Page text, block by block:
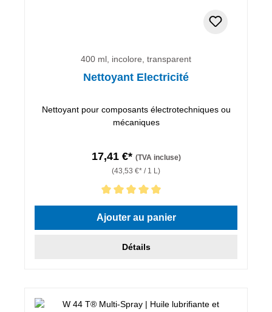
400 ml, incolore, transparent
Nettoyant Electricité
Nettoyant pour composants électrotechniques ou
mécaniques
17,41 €* (TVA incluse)
(43,53 €* / 1 L)
Note moyenne de 5 sur 5 étoiles
Ajouter au panier
Détails